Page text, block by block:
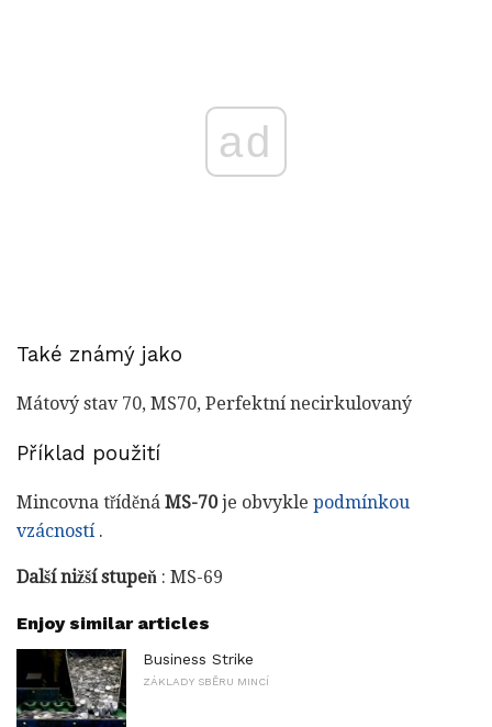
ad
Také známý jako
Mátový stav 70, MS70, Perfektní necirkulovaný
Příklad použití
Mincovna tříděná MS-70je obvykle podmínkou
vzácností .
Další nižší stupeň : MS-69
Enjoy similar articles
Business Strike
ZÁKLADY SBĚRU MINCÍ